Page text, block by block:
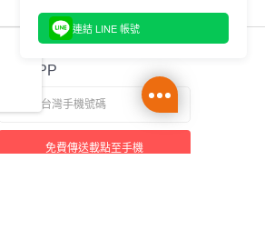
官方APP
免費傳送載點至手機
連結 LINE 帳號